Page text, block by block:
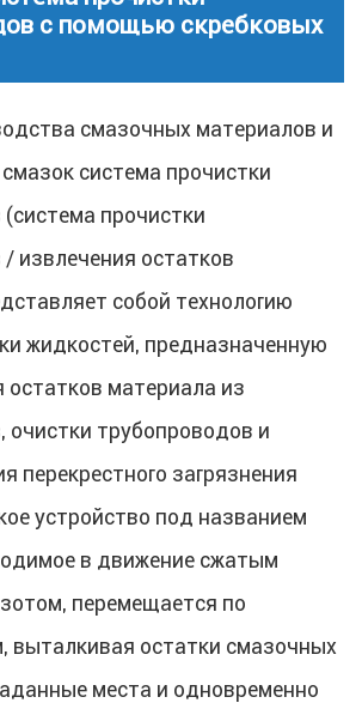
с помощью скребковых
смазочных материалов и
система прочистки
прочистки
извлечения остатков
собой технологию
жидкостей, предназначенную
остатков материала из
очистки трубопроводов и
перекрестного загрязнения
устройство под названием
в движение сжатым
перемещается по
выталкивая остатки смазочных
места и одновременно